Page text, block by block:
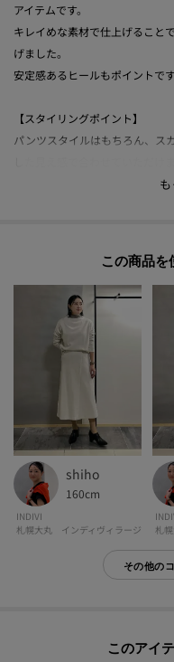
アイテムです。
キレイめな素材で仕上げること
げました。
安定感あるヒールもポイントです
【スタイリングポイント】
パンツスタイルはもちろん、ス
[お気に入り登録とは？]
オンラインサイトの各アイテム
クリックして簡単に追加できます
[おすすめPOINT]
お得な情報をGETできます！！
POINT.1
再入荷通知や、値下げ情報・
POINT.2
マイページでお気に入り一覧を
自分だけのお買い物リストがつ
-・-・-・-・-・-・-・-・-・-・-
※照明の関係により、実際より
この商品を
shiho
160cm
INDIVI
札幌大丸 インディヴィラージ
札
その他の
このアイ